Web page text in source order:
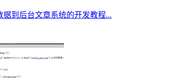
据到后台文章系统的开发教程...